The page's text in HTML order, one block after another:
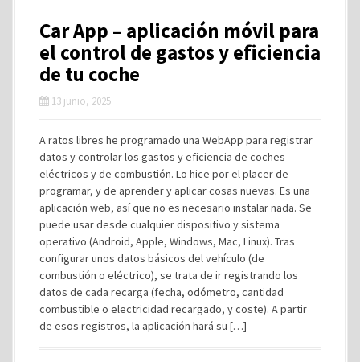
Car App – aplicación móvil para
el control de gastos y eficiencia
de tu coche
13 junio, 2025
A ratos libres he programado una WebApp para registrar
datos y controlar los gastos y eficiencia de coches
eléctricos y de combustión. Lo hice por el placer de
programar, y de aprender y aplicar cosas nuevas. Es una
aplicación web, así que no es necesario instalar nada. Se
puede usar desde cualquier dispositivo y sistema
operativo (Android, Apple, Windows, Mac, Linux). Tras
configurar unos datos básicos del vehículo (de
combustión o eléctrico), se trata de ir registrando los
datos de cada recarga (fecha, odómetro, cantidad
combustible o electricidad recargado, y coste). A partir
de esos registros, la aplicación hará su […]